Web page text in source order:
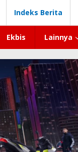
Indeks Berita
Ekbis Lainnya